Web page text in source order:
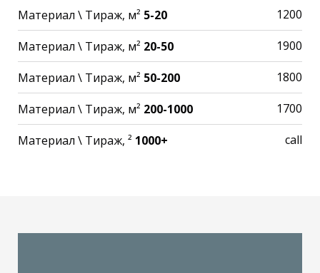
Материал \ Тираж, м² 5-20 1200
Материал \ Тираж, м² 20-50 1900
Материал \ Тираж, м² 50-200 1800
Материал \ Тираж, м² 200-1000 1700
Материал \ Тираж, ² 1000+ call